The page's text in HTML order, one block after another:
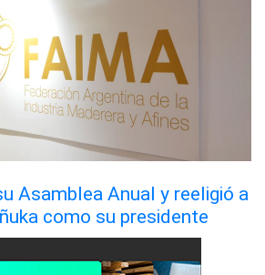
Asamblea Anual y reeligió a
como su presidente